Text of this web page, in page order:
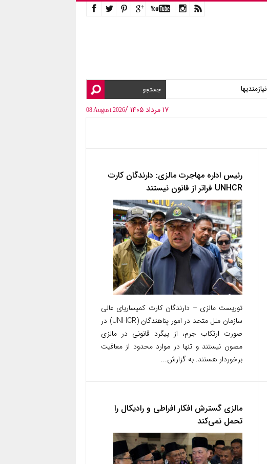
نیازمندیها
۱۷ مرداد ۱۴۰۵ /
08 August 2026
رئیس اداره مهاجرت مالزی: دارندگان کارت
UNHCR فراتر از قانون نیستند
توریست مالزی – دارندگان کارت کمیساریای عالی
سازمان ملل متحد در امور پناهندگان (UNHCR) در
صورت ارتکاب جرم، از پیگرد قانونی در مالزی
مصون نیستند و تنها در موارد محدود از معافیت
برخوردار هستند. به گزارش...
مالزی گسترش افکار افراطی و رادیکال را
تحمل نمی‌کند